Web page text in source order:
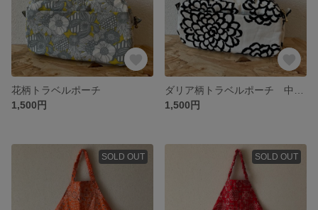
花柄トラベルポーチ
1,500円
1,500円
SOLD OUT SOLD OUT